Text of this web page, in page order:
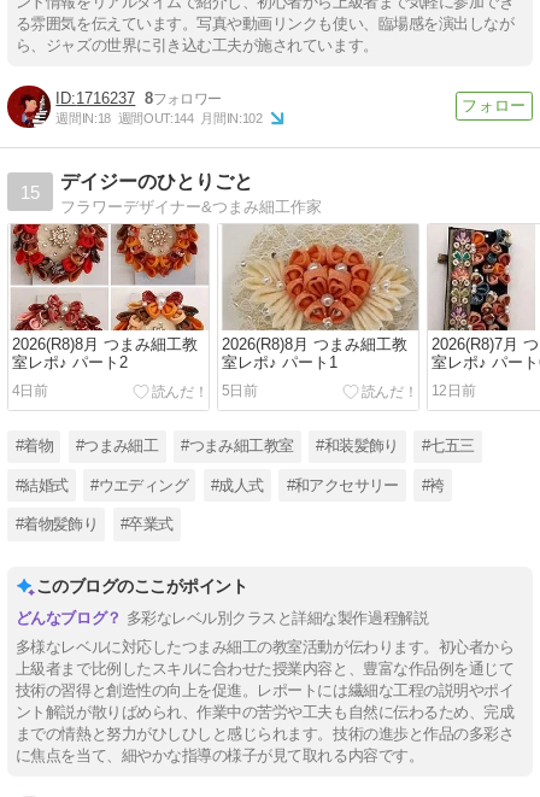
る雰囲気を伝えています。写真や動画リンクも使い、臨場感を演出しなが
ら、ジャズの世界に引き込む工夫が施されています。
1716237 8
週間IN:18 週間OUT:144 月間IN:102
15
デイジーのひとりごと
フラワーデザイナー&つまみ細工作家
2026(R8)8月 つまみ細工教
室レポ♪ パート2
4日前
2026(R8)8月 つまみ細工教
室レポ♪ パート1
5日前
2026(R8)7月
室レポ♪ パー
12日前
#着物 #つまみ細工 #つまみ細工教室 #和装髪飾り #七五三
#結婚式 #ウエディング #成人式 #和アクセサリー #袴
#着物髪飾り #卒業式
このブログのここがポイント
多彩なレベル別クラスと詳細な製作過程解説
多様なレベルに対応したつまみ細工の教室活動が伝わります。初心者から
上級者まで比例したスキルに合わせた授業内容と、豊富な作品例を通じて
技術の習得と創造性の向上を促進。レポートには繊細な工程の説明やポイ
ント解説が散りばめられ、作業中の苦労や工夫も自然に伝わるため、完成
までの情熱と努力がひしひしと感じられます。技術の進歩と作品の多彩さ
に焦点を当て、細やかな指導の様子が見て取れる内容です。